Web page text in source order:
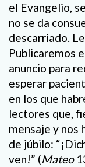
el Evangelio,
no se da
descarriado.
Publicaremos
anuncio para
esperar
en los que
lectores que,
mensaje y nos
de júbilo:
ven!” (Mateo